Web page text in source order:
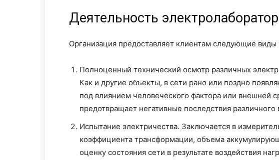
Деятельность
Организация предоставляет клиентам следующие виды
Полноценный технический осмотр различных
Как и другие объекты, в сети рано или поздно
под влиянием человеческого фактора или внешней
предотвращает негативные последствия различного
Испытание электричества. Заключается в
коэффициента трансформации, объема
оценку состояния сети в результате воздействия